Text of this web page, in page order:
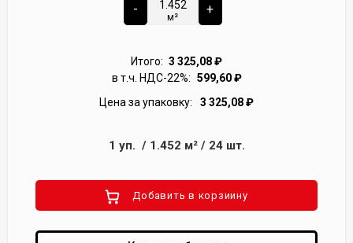
-
м²
+
Итого: 3 325,08₽
в т.ч. НДС-22%: 599,60₽
Цена за упаковку:
3 325,08₽
1 уп. / 1.452 м²/ 24 шт.
Добавить в корзиину